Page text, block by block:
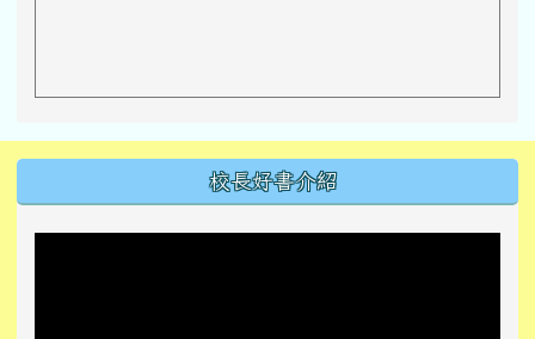
校長好書介紹